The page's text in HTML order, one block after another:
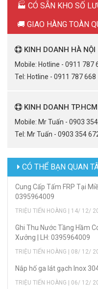
🏭 CÓ SẴN KHO SỐ
🚚 GIAO HÀNG TOÀN
KINH DOANH HÀ NỘI
Mobile: Hotline - 0911 787
Tel: Hotline - 0911 787 668
KINH DOANH TP.HCM
Mobile: Mr Tuấn - 0903
Tel: Mr Tuấn - 0903 354
CÓ THỂ BẠN QUAN
Cung Cấp Tấm FRP Tại
0395964009
TRIỆU TIẾN HOÀNG | 14/ 12/
Ghi Thu Nước Tầng Hầm
Xưởng | LH: 0395964009
TRIỆU TIẾN HOÀNG | 08/ 12/
Nắp hố ga lát gạch Inox
TRIỆU TIẾN HOÀNG | 06/ 12/